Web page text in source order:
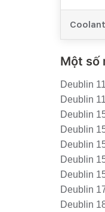
Một số
Deublin
Deublin
Deublin
Deublin
Deublin
Deublin
Deublin
Deublin
Deublin